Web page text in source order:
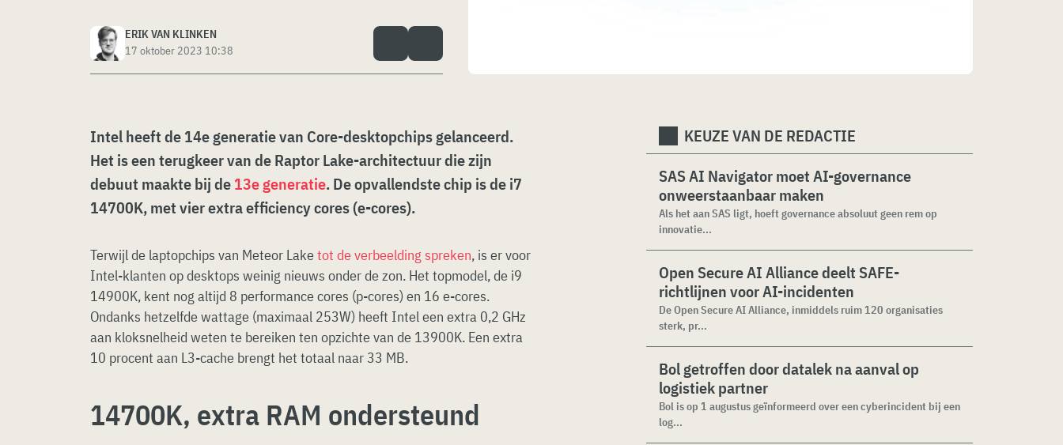
ERIK VAN KLINKEN
17 oktober 2023 10:38
Intel heeft de 14e generatie van Core-desktopchips gelanceerd.
Het is een terugkeer van de Raptor Lake-architectuur die zijn
debuut maakte bij de13e generatie. De opvallendste chip is de i7
14700K, met vier extra efficiency cores (e-cores).
Terwijl de laptopchips van Meteor Laketot de verbeelding spreken, is er voor
Intel-klanten op desktops weinig nieuws onder de zon. Het topmodel, de i9
14900K, kent nog altijd 8 performance cores (p-cores) en 16 e-cores.
Ondanks hetzelfde wattage (maximaal 253W) heeft Intel een extra 0,2 GHz
aan kloksnelheid weten te bereiken ten opzichte van de 13900K. Een extra
10 procent aan L3-cache brengt het totaal naar 33 MB.
14700K, extra RAM ondersteund
KEUZE VAN DE REDACTIE
SAS AI Navigator moet AI-governance
onweerstaanbaar maken
Als het aan SAS ligt, hoeft governance absoluut geen rem op
innovatie...
Open Secure AI Alliance deelt SAFE-
richtlijnen voor AI-incidenten
De Open Secure AI Alliance, inmiddels ruim 120 organisaties
sterk, pr...
Bol getroffen door datalek na aanval op
logistiek partner
Bol is op 1 augustus geïnformeerd over een cyberincident bij een
log...